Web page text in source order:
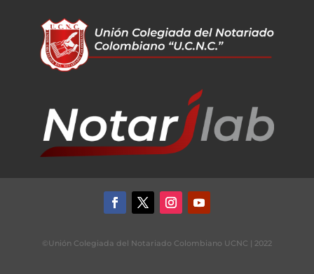
©Unión Colegiada del Notariado Colombiano UCNC | 2022